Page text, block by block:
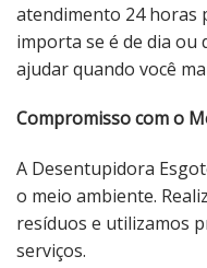
atendimento 24 horas
importa se é de dia ou
ajudar quando você
Compromisso com o
A Desentupidora
o meio ambiente.
resíduos e utilizamos
serviços.